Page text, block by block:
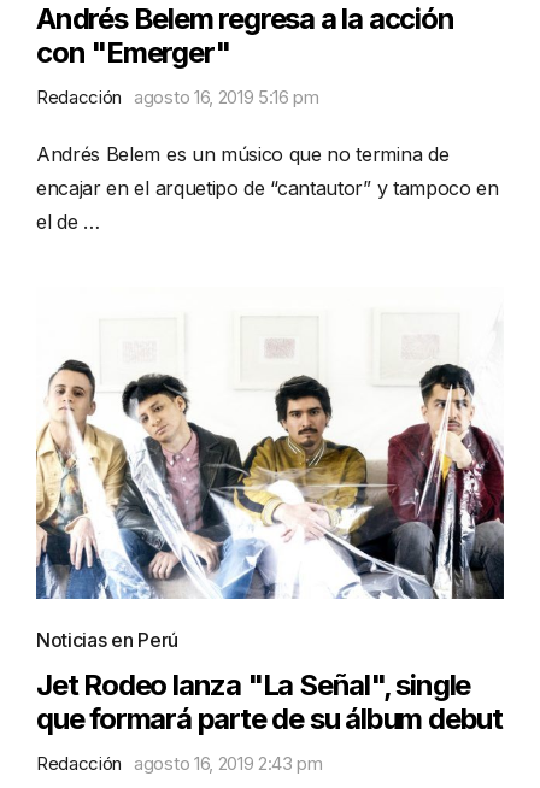
Andrés Belem regresa a la acción
con "Emerger"
Redacción agosto 16, 2019 5:16 pm
Andrés Belem es un músico que no termina de
encajar en el arquetipo de “cantautor” y tampoco en
el de …
Noticias en Perú
Jet Rodeo lanza "La Señal", single
que formará parte de su álbum debut
Redacción agosto 16, 2019 2:43 pm